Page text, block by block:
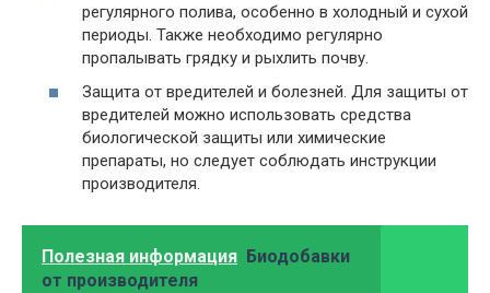
регулярного полива, особенно в холодный и сухой
периоды. Также необходимо регулярно
пропалывать грядку и рыхлить почву.
Защита от вредителей и болезней. Для защиты от
вредителей можно использовать средства
биологической защиты или химические
препараты, но следует соблюдать инструкции
производителя.
Полезная информация Биодобавки
от производителя